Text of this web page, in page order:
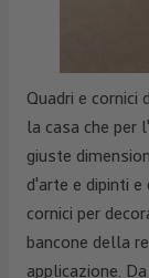
Quadri e cornici
la casa che per
giuste
d'arte e dipinti
cornici per
bancone della
applicazione.